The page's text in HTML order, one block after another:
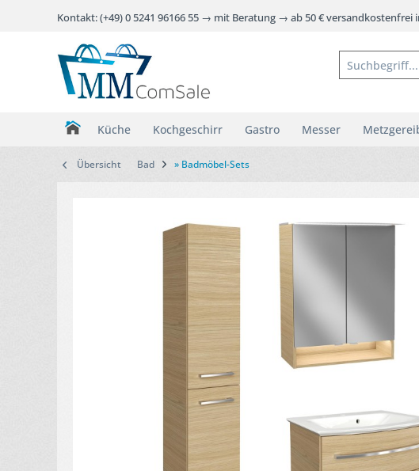
Kontakt: (+49) 0 5241 96166 55 → mit Beratung → ab 50 €
Küche Kochgeschirr Gastro Messer
Übersicht Bad » Badmöbel-Sets